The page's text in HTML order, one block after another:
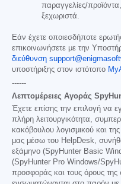
παραγγελίες/
ξεχωριστά.
Εάν έχετε οποιεσδήποτε
επικοινωνήσετε με την
διεύθυνση
υποστήριξης στον ιστότοπο
------
Λεπτομέρειες Αγοράς
Έχετε επίσης την επιλογή να
πλήρη λειτουργικότητα,
κακόβουλου λογισμικού και
μας μέσω του HelpDesk,
εξάμηνο (SpyHunter Basic
(SpyHunter Pro Windows/
προσφοράς και τους όρους της